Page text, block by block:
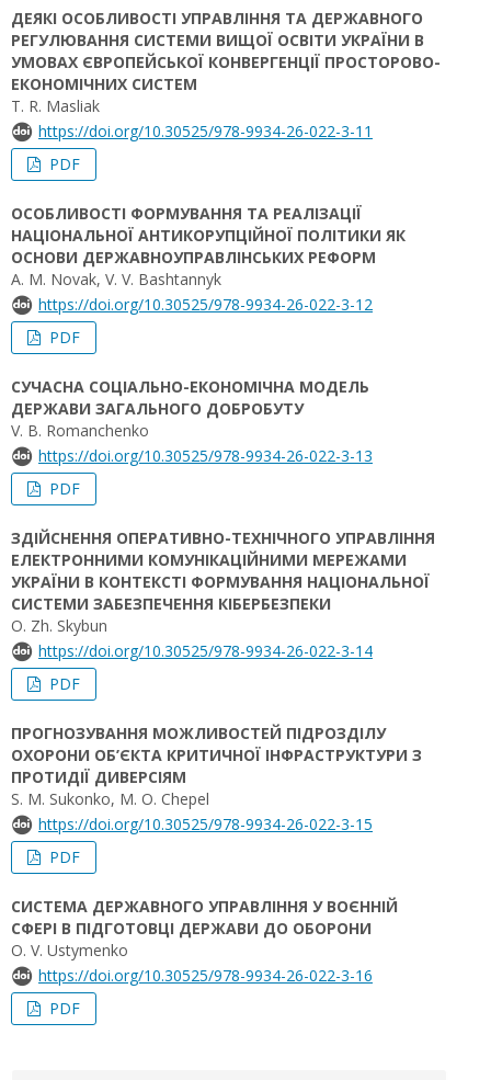
ДЕЯКІ ОСОБЛИВОСТІ УПРАВЛІННЯ ТА ДЕРЖАВНОГО
РЕГУЛЮВАННЯ СИСТЕМИ ВИЩОЇ ОСВІТИ УКРАЇНИ В
УМОВАХ ЄВРОПЕЙСЬКОЇ КОНВЕРГЕНЦІЇ ПРОСТОРОВО-
ЕКОНОМІЧНИХ СИСТЕМ
T. R. Masliak
https://doi.org/10.30525/978-9934-26-022-3-11
PDF
ОСОБЛИВОСТІ ФОРМУВАННЯ ТА РЕАЛІЗАЦІЇ
НАЦІОНАЛЬНОЇ АНТИКОРУПЦІЙНОЇ ПОЛІТИКИ ЯК
ОСНОВИ ДЕРЖАВНОУПРАВЛІНСЬКИХ РЕФОРМ
A. M. Novak, V. V. Bashtannyk
https://doi.org/10.30525/978-9934-26-022-3-12
PDF
СУЧАСНА СОЦІАЛЬНО-ЕКОНОМІЧНА МОДЕЛЬ
ДЕРЖАВИ ЗАГАЛЬНОГО ДОБРОБУТУ
V. В. Romanchenko
https://doi.org/10.30525/978-9934-26-022-3-13
PDF
ЗДІЙСНЕННЯ ОПЕРАТИВНО-ТЕХНІЧНОГО УПРАВЛІННЯ
ЕЛЕКТРОННИМИ КОМУНІКАЦІЙНИМИ МЕРЕЖАМИ
УКРАЇНИ В КОНТЕКСТІ ФОРМУВАННЯ НАЦІОНАЛЬНОЇ
СИСТЕМИ ЗАБЕЗПЕЧЕННЯ КІБЕРБЕЗПЕКИ
O. Zh. Skybun
https://doi.org/10.30525/978-9934-26-022-3-14
PDF
ПРОГНОЗУВАННЯ МОЖЛИВОСТЕЙ ПІДРОЗДІЛУ
ОХОРОНИ ОБ’ЄКТА КРИТИЧНОЇ ІНФРАСТРУКТУРИ З
ПРОТИДІЇ ДИВЕРСІЯМ
S. М. Sukonko, M. О. Chepel
https://doi.org/10.30525/978-9934-26-022-3-15
PDF
СИСТЕМА ДЕРЖАВНОГО УПРАВЛІННЯ У ВОЄННІЙ
СФЕРІ В ПІДГОТОВЦІ ДЕРЖАВИ ДО ОБОРОНИ
O. V. Ustymenko
https://doi.org/10.30525/978-9934-26-022-3-16
PDF